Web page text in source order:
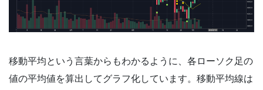
移動平均という言葉からもわかるように、各ローソク足の
値の平均値を算出してグラフ化しています。移動平均線は